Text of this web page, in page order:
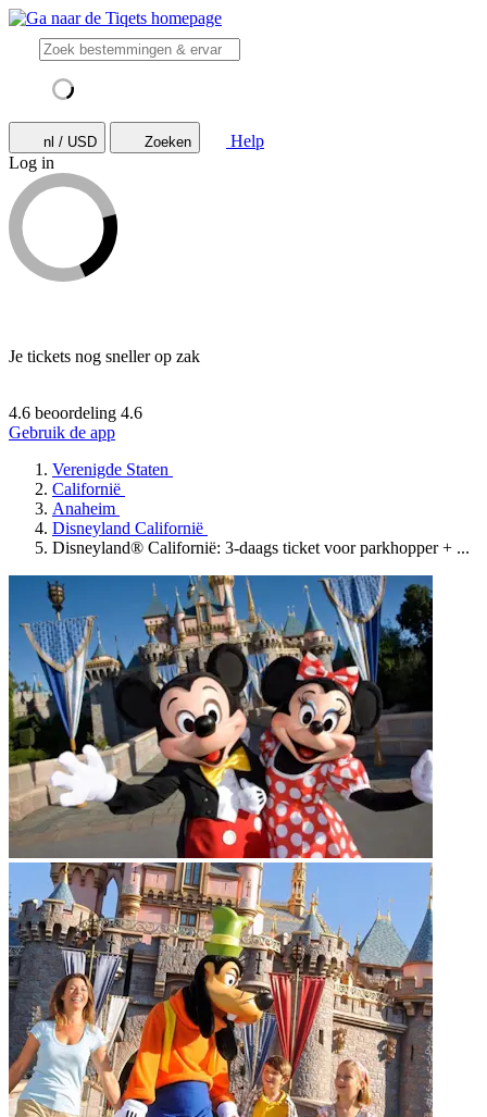
nl / USD Zoeken
Help
Log in
Je tickets nog sneller op zak
4.6 beoordeling 4.6
Gebruik de app
Verenigde Staten
Californië
Anaheim
Disneyland Californië
Disneyland® Californië: 3-daags ticket voor parkhopper + ...